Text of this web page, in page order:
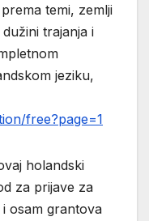
temi, zemlji
trajanja i
jeziku,
free?page=1
holandski
za prijave za
osam grantova